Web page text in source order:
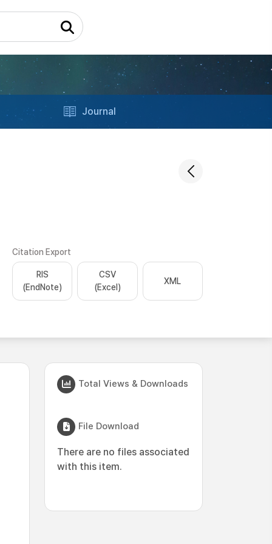
Journal
Citation Export
RIS
(EndNote)
CSV
(Excel)
XML
Total Views & Downloads
File Download
There are no files associated
with this item.